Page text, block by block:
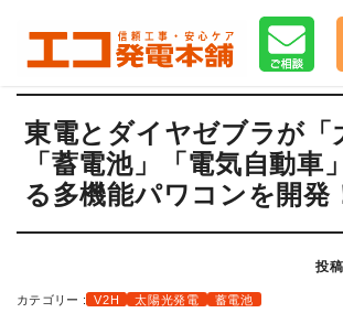
東電とダイヤゼブラが「
「蓄電池」「電気自動車
る多機能パワコンを開発
投
カテゴリー : V2H 太陽光発電 蓄電池